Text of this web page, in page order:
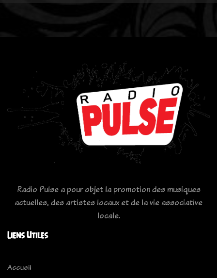
Radio Pulse a pour objet la promotion des musiques
actuelles, des artistes locaux et de la vie associative
locale.
Liens Utiles
Accueil